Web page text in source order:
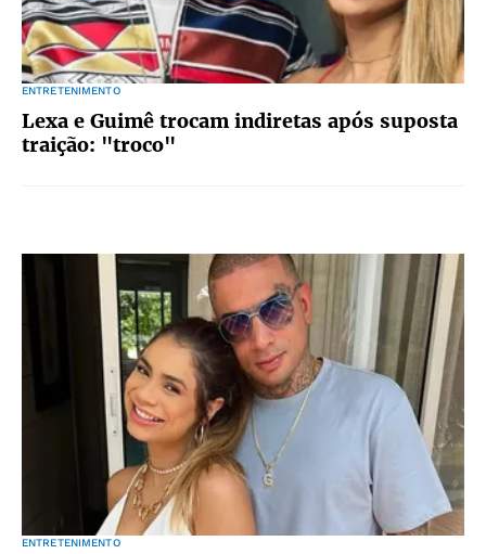
ENTRETENIMENTO
Lexa e Guimê trocam indiretas após suposta
traição: "troco"
ENTRETENIMENTO